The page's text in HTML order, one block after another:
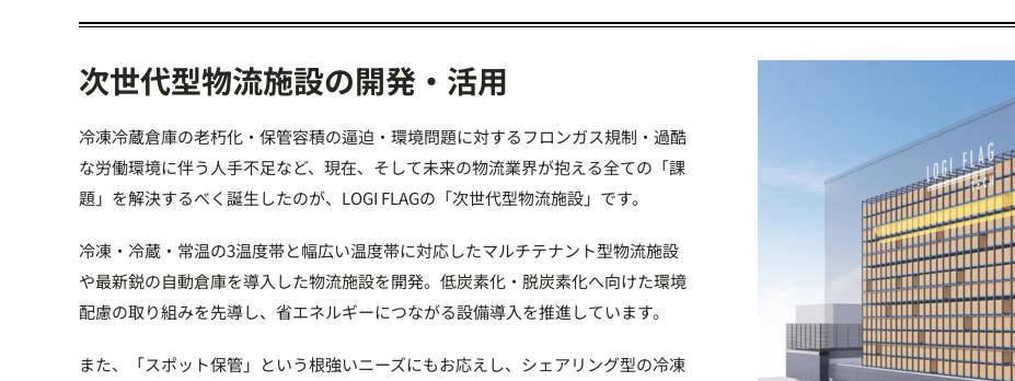
次世代型物流施設の開発・活用
冷凍冷蔵倉庫の老朽化・保管容積の逼迫・環境問題に対するフロンガス規制・過酷
な労働環境に伴う人手不足など、現在、そして未来の物流業界が抱える全ての「課
題」を解決するべく誕生したのが、LOGI FLAGの「次世代型物流施設」です。
冷凍・冷蔵・常温の3温度帯と幅広い温度帯に対応したマルチテナント型物流施設
や最新鋭の自動倉庫を導入した物流施設を開発。低炭素化・脱炭素化へ向けた環境
配慮の取り組みを先導し、省エネルギーにつながる設備導入を推進しています。
また、「スポット保管」という根強いニーズにもお応えし、シェアリング型の冷凍